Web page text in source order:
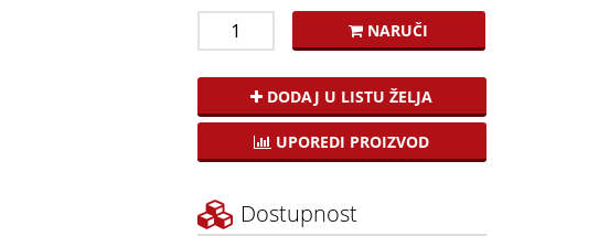
NARUČI
DODAJ U LISTU ŽELJA
UPOREDI PROIZVOD
Dostupnost